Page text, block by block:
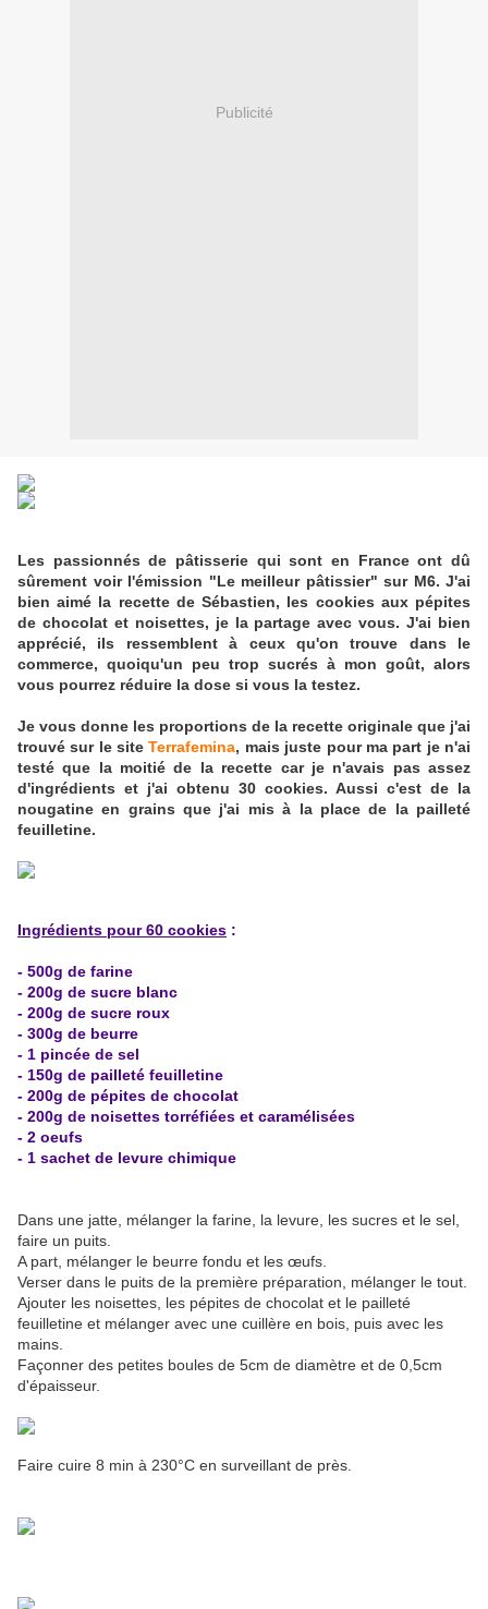
Publicité
Les passionnés de pâtisserie qui sont en France ont dû
sûrement voir l'émission "Le meilleur pâtissier" sur M6. J'ai
bien aimé la recette de Sébastien, les cookies aux pépites
de chocolat et noisettes, je la partage avec vous. J'ai bien
apprécié, ils ressemblent à ceux qu'on trouve dans le
commerce, quoiqu'un peu trop sucrés à mon goût, alors
vous pourrez réduire la dose si vous la testez.
Je vous donne les proportions de la recette originale que j'ai
trouvé sur le siteTerrafemina, mais juste pour ma part je n'ai
testé que la moitié de la recette car je n'avais pas assez
d'ingrédients et j'ai obtenu 30 cookies. Aussi c'est de la
nougatine en grains que j'ai mis à la place de la pailleté
feuilletine.
Ingrédients pour 60 cookies :
- 500g de farine
- 200g de sucre blanc
- 200g de sucre roux
- 300g de beurre
- 1 pincée de sel
- 150g de pailleté feuilletine
- 200g de pépites de chocolat
- 200g de noisettes torréfiées et caramélisées
- 2 oeufs
- 1 sachet de levure chimique
Dans une jatte, mélanger la farine, la levure, les sucres et le sel,
faire un puits.
A part, mélanger le beurre fondu et les œufs.
Verser dans le puits de la première préparation, mélanger le tout.
Ajouter les noisettes, les pépites de chocolat et le pailleté
feuilletine et mélanger avec une cuillère en bois, puis avec les
mains.
Façonner des petites boules de 5cm de diamètre et de 0,5cm
d'épaisseur.
Faire cuire 8 min à 230°C en surveillant de près.